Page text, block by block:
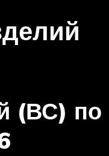
(ВС) по